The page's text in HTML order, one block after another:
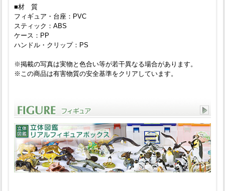
■材 質
フィギュア・台座：PVC
スティック：ABS
ケース：PP
ハンドル・クリップ：PS
※掲載の写真は実物と色合い等が若干異なる場合があります。
※この商品は有害物質の安全基準をクリアしています。